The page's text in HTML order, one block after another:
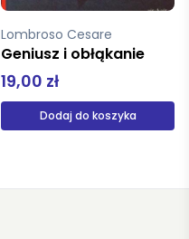
Lombroso Cesare
Geniusz i obłąkanie
19,00 zł
Dodaj do koszyka